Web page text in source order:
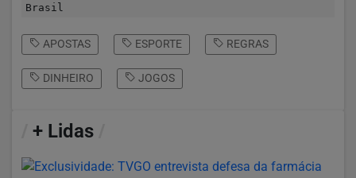
Brasil
APOSTAS ESPORTE REGRAS
DINHEIRO JOGOS
+ Lidas